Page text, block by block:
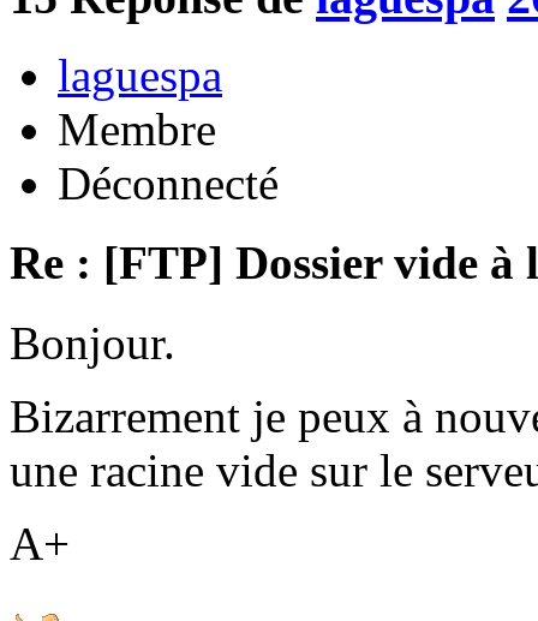
laguespa
Membre
Déconnecté
Re : [FTP] Dossier vide à
Bonjour.
Bizarrement je peux à
une racine vide sur le
A+